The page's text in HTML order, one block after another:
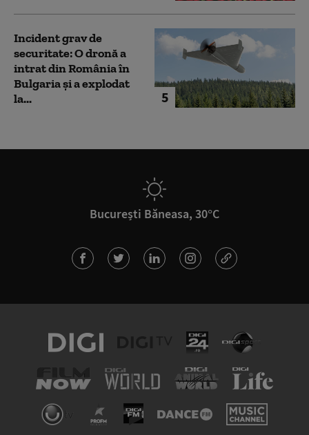
5
Incident grav de
securitate: O dronă a
intrat din România în
Bulgaria şi a explodat
la...
București Băneasa, 30°C